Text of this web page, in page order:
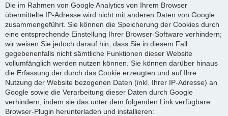
Die im Rahmen von Google Analytics von Ihrem Browser
übermittelte IP-Adresse wird nicht mit anderen Daten von Google
zusammengeführt. Sie können die Speicherung der Cookies durch
eine entsprechende Einstellung Ihrer Browser-Software verhindern;
wir weisen Sie jedoch darauf hin, dass Sie in diesem Fall
gegebenenfalls nicht sämtliche Funktionen dieser Website
vollumfänglich werden nutzen können. Sie können darüber hinaus
die Erfassung der durch das Cookie erzeugten und auf Ihre
Nutzung der Website bezogenen Daten (inkl. Ihrer IP-Adresse) an
Google sowie die Verarbeitung dieser Daten durch Google
verhindern, indem sie das unter dem folgenden Link verfügbare
Browser-Plugin herunterladen und installieren: